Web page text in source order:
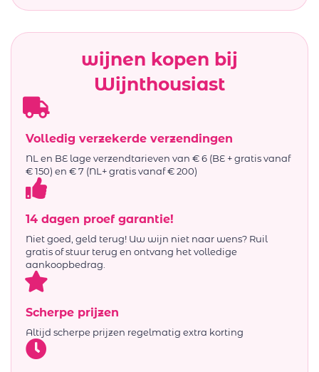
wijnen kopen bij
Wijnthousiast
Volledig verzekerde verzendingen
NL en BE lage verzendtarieven van € 6 (BE + gratis vanaf
€ 150) en € 7 (NL+ gratis vanaf € 200)
14 dagen proef garantie!
Niet goed, geld terug! Uw wijn niet naar wens? Ruil
gratis of stuur terug en ontvang het volledige
aankoopbedrag.
Scherpe prijzen
Altijd scherpe prijzen regelmatig extra korting